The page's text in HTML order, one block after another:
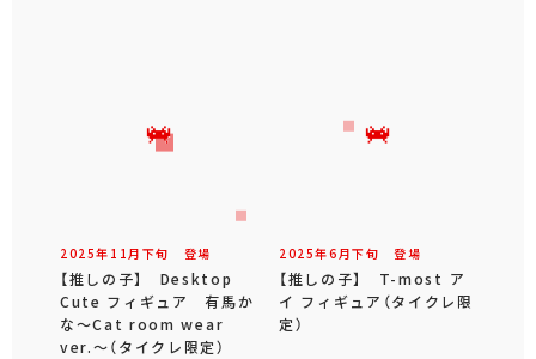
2025年 11 月 下旬 登場
【推しの子】 Desktop
Cute フィギュア 有馬か
な～Cat room wear
ver.～（タイクレ限定）
2025年6 月下旬 登場
【推しの子】 T-most ア
イ フィギュア（タイクレ限
定）